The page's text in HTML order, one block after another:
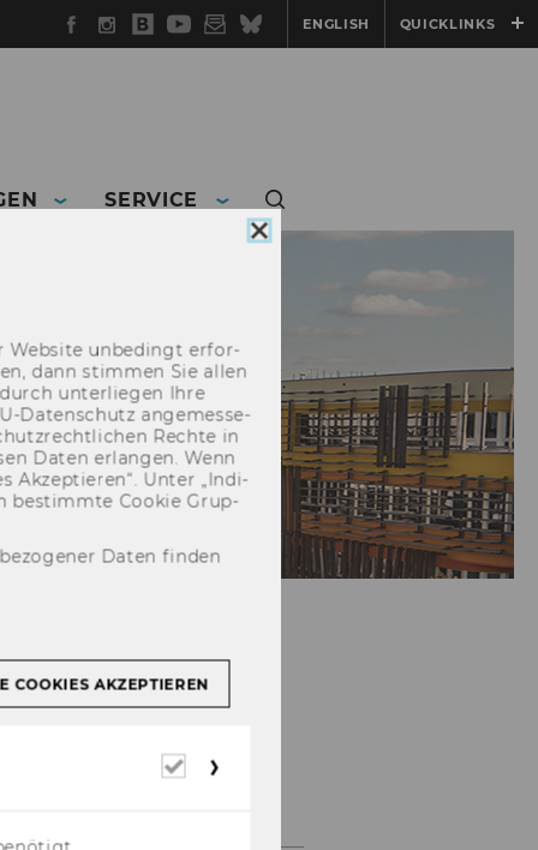
Facebook
Instagram
WU
Blog
YouTube
Newsletter
BlueskyENGLISH QUICKLINKS
SERVICE
Cookie
Web­site un­be­dingt er­for­
dann stim­men Sie allen
un­ter­lie­gen Ihre
​Datenschutz an­ge­mes­se­
Rech­te in
Daten er­lan­gen. Wenn
Ak­zep­tie­ren“. Unter „In­di­
be­stimm­te Coo­kie Grup­
Daten finden
COOKIES AKZEPTIEREN
Erforderliche